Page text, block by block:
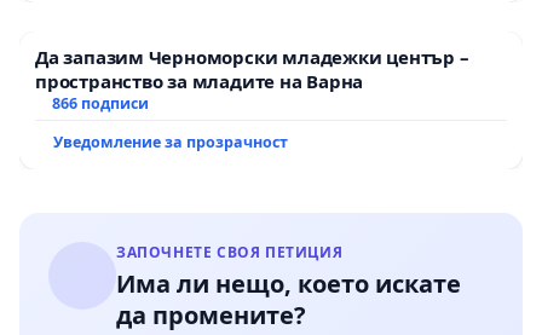
Да запазим Черноморски младежки център –
пространство за младите на Варна
866 подписи
Уведомление за прозрачност
ЗАПОЧНЕТЕ СВОЯ ПЕТИЦИЯ
Има ли нещо, което искате
да промените?